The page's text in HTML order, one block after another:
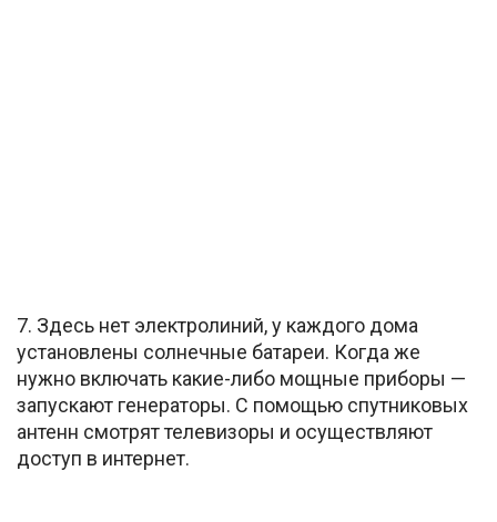
7. Здесь нет электролиний, у каждого дома
установлены солнечные батареи. Когда же
нужно включать какие-либо мощные приборы —
запускают генераторы. C помощью спутниковых
антенн смотрят телевизоры и осуществляют
доступ в интернет.